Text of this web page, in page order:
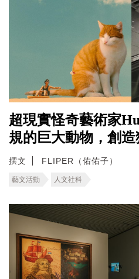
超現實怪奇藝術家
規的巨大動物，創
撰文 FLIPER（佑佑子）
藝文活動 人文社科